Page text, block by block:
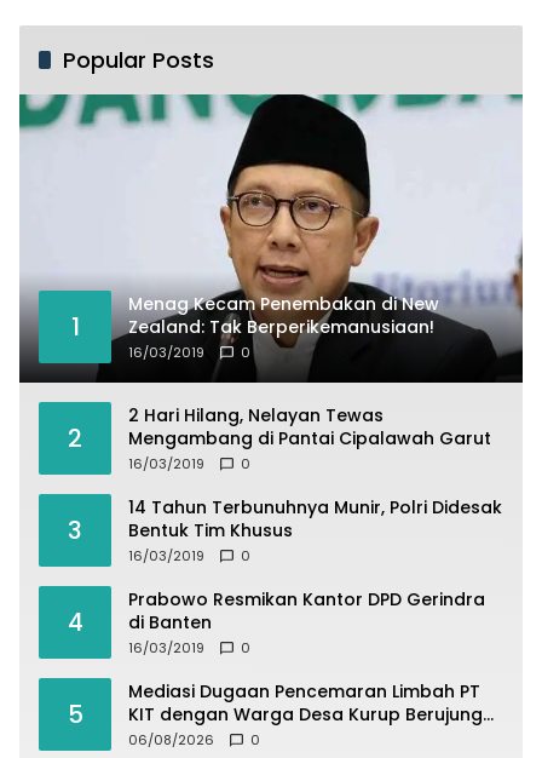
Popular Posts
1
Menag Kecam Penembakan di New
Zealand: Tak Berperikemanusiaan!
16/03/2019 0
2
2 Hari Hilang, Nelayan Tewas
Mengambang di Pantai Cipalawah Garut
16/03/2019 0
3
14 Tahun Terbunuhnya Munir, Polri Didesak
Bentuk Tim Khusus
16/03/2019 0
4
Prabowo Resmikan Kantor DPD Gerindra
di Banten
16/03/2019 0
5
Mediasi Dugaan Pencemaran Limbah PT
KIT dengan Warga Desa Kurup Berujung
Buntu
06/08/2026 0